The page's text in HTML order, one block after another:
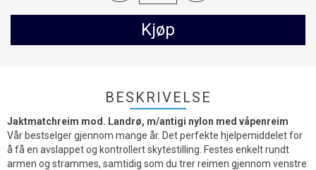
Kjøp
BESKRIVELSE
Jaktmatchreim mod. Landrø, m/antigi nylon med våpenreim
Vår bestselger gjennom mange år. Det perfekte hjelpemiddelet for
å få en avslappet og kontrollert skytestilling. Festes enkelt rundt
armen og strammes, samtidig som du trer reimen gjennom venstre